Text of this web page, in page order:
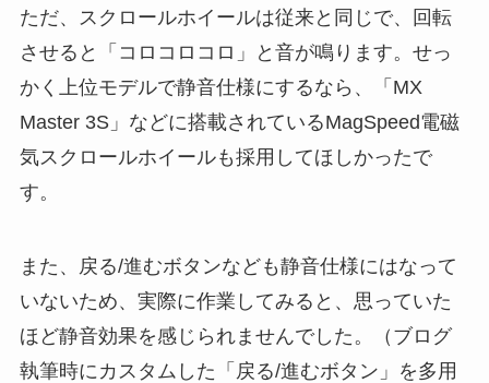
ただ、スクロールホイールは従来と同じで、回転
させると「コロコロコロ」と音が鳴ります。せっ
かく上位モデルで静音仕様にするなら、「MX
Master 3S」などに搭載されているMagSpeed電磁
気スクロールホイールも採用してほしかったで
す。
また、戻る/進むボタンなども静音仕様にはなって
いないため、実際に作業してみると、思っていた
ほど静音効果を感じられませんでした。（ブログ
執筆時にカスタムした「戻る/進むボタン」を多用